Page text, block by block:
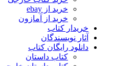
خرید از ebay
خرید از آمازون
خریدار کتاب
آثار نویسندگان
دانلود رایگان کتاب
کتاب داستان